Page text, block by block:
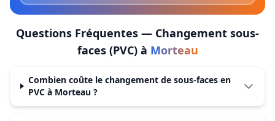
Questions Fréquentes — Changement sous-
faces (PVC)à Morteau
Combien coûte le changement de sous-faces en
PVC à Morteau ?